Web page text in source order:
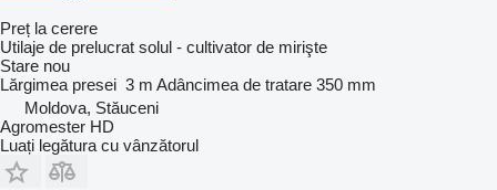
Preț la cerere
Utilaje de prelucrat solul - cultivator de mirişte
Stare nou
Lărgimea presei 3 m Adâncimea de tratare 350 mm
Moldova, Stăuceni
Agromester HD
Luați legătura cu vânzătorul